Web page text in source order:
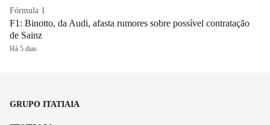
Fórmula 1
F1: Binotto, da Audi, afasta rumores sobre possível contratação
de Sainz
Há 5 dias
GRUPO ITATIAIA